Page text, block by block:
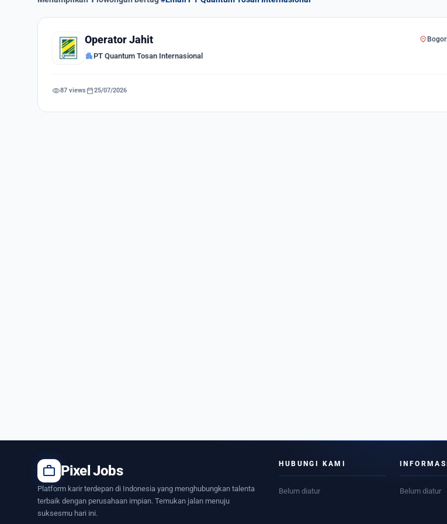
Operator Jahit
apartmentPT Quantum Tosan Internasional
location_on Bogor
visibility87 views calendar_today25/07/2026
work Pixel Jobs
Platform karir terdepan di Indonesia yang menghubungkan talenta
terbaik dengan perusahaan impian. Temukan jalan menuju
suksesmu hari ini.
HUBUNGI KAMI
Belum diatur
INFORMASI
Belum diatur